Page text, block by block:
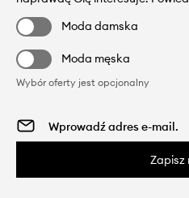
Moda damska
Moda męska
Wybór oferty jest opcjonalny
Zapisz